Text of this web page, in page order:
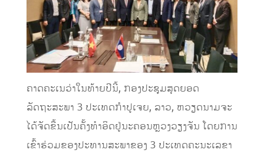
ຄາດຄະເນວ່າໃນທ້າຍປີນີ້, ກອງ​ປະຊຸມ​ສຸດ​ຍອດ​
ລັດຖະສະພາ 3 ປະ​ເທດ​ກຳປູ​ເຈຍ, ລາວ, ຫວຽດນາມຈະ
ໄດ້ຈັດຂື້ນເປັນຄັ້ງທຳອິດ​ຢູ່​ນະຄອນຫຼວງ​ວຽງ​ຈັນ ໂດຍການ
ເຂົ້າຮ່ວມຂອງປະທານສະພາຂອງ 3 ປະເທດຄະນະເລ​ຂາ​